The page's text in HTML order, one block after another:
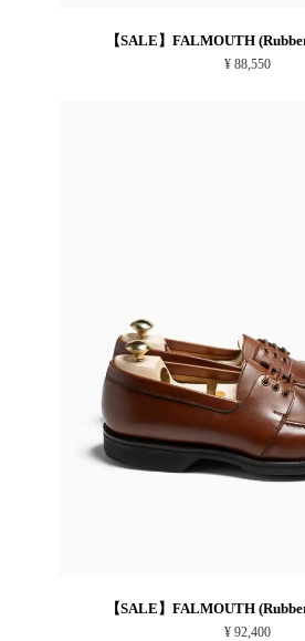
【SALE】FALMOUTH
¥ 88,550
【SALE】FALMOUTH
¥ 92,400